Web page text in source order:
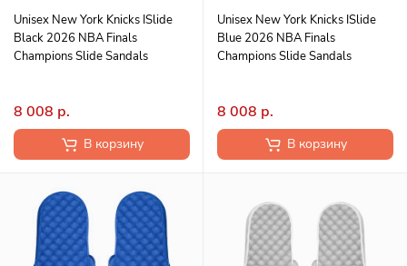
Unisex New York Knicks ISlide
Black 2026 NBA Finals
Champions Slide Sandals
8 008 р.
В корзину
Unisex New York Knicks ISlide
Blue 2026 NBA Finals
Champions Slide Sandals
8 008 р.
В корзину